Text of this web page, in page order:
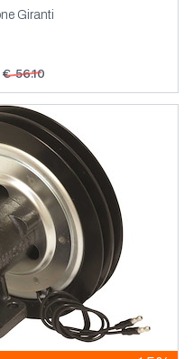
Giranti
€ 56.10